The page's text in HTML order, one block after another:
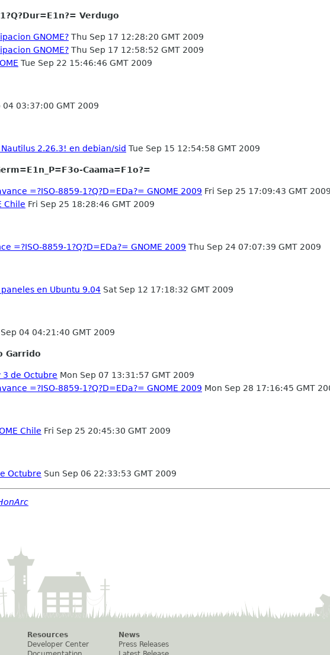
Verdugo
GNOME? Thu Sep 17 12:28:20 GMT 2009
GNOME? Thu Sep 17 12:58:52 GMT 2009
Tue Sep 22 15:46:46 GMT 2009
04 03:37:00 GMT 2009
2.26.3! en debian/sid Tue Sep 15 12:54:58 GMT 2009
Caama=F1o?=
=?ISO-8859-1?Q?D=EDa?= GNOME 2009 Fri Sep 25 17:09:43 GMT
Chile Fri Sep 25 18:28:46 GMT 2009
=?ISO-8859-1?Q?D=EDa?= GNOME 2009 Thu Sep 24 07:07:39 GMT 2009
en Ubuntu 9.04 Sat Sep 12 17:18:32 GMT 2009
Sep 04 04:21:40 GMT 2009
Garrido
3 de Octubre Mon Sep 07 13:31:57 GMT 2009
=?ISO-8859-1?Q?D=EDa?= GNOME 2009 Mon Sep 28 17:16:45 GMT
Chile Fri Sep 25 20:45:30 GMT 2009
Octubre Sun Sep 06 22:33:53 GMT 2009
Resources
Developer Center
News
Press Releases